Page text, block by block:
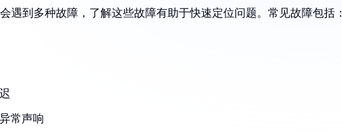
遇到多种故障，了解这些故障有助于快速定位问题。常见故障包括：
常声响